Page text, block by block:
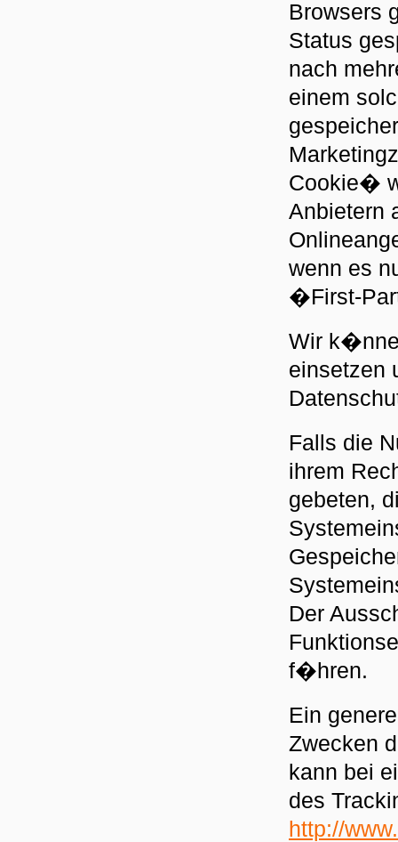
Browsers
Status
nach
einem
Cookie�
Anbietern
wenn es
�First-
Wir
einsetzen
Falls die
ihrem
gebeten,
Der
f�hren.
Ein
Zwecken
kann bei
des
http://